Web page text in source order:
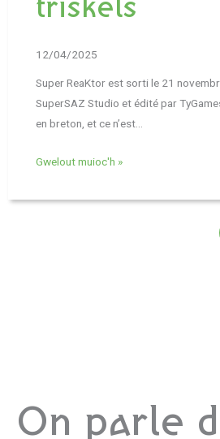
triskels
12/04/2025
Super ReaKtor est sorti le 21
SuperSAZ Studio et édité par
en breton, et ce n’est…
Gwelout muioc'h »
On parle